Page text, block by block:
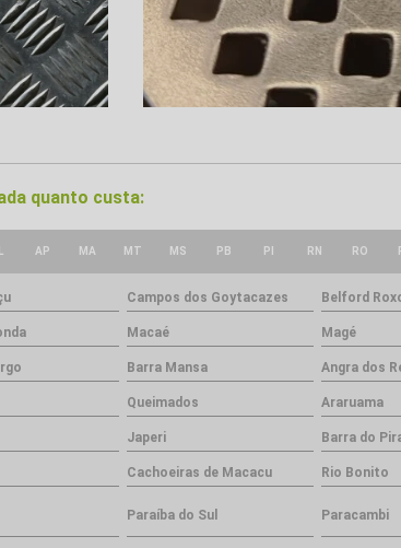
quanto custa:
AP MA MT MS PB PI RN RO
Campos dos Goytacazes Belford
Macaé Magé
Barra Mansa Angra dos
Queimados Araruama
Japeri Barra do
Cachoeiras de Macacu Rio Bonito
Paraíba do Sul Paracambi